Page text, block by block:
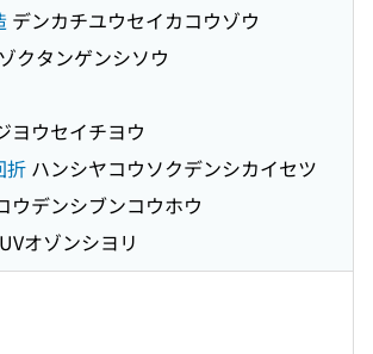
デンカチユウセイカコウゾウ
クタンゲンシソウ
ヨウセイチヨウ
折 ハンシヤコウソクデンシカイセツ
ウデンシブンコウホウ
UVオゾンシヨリ